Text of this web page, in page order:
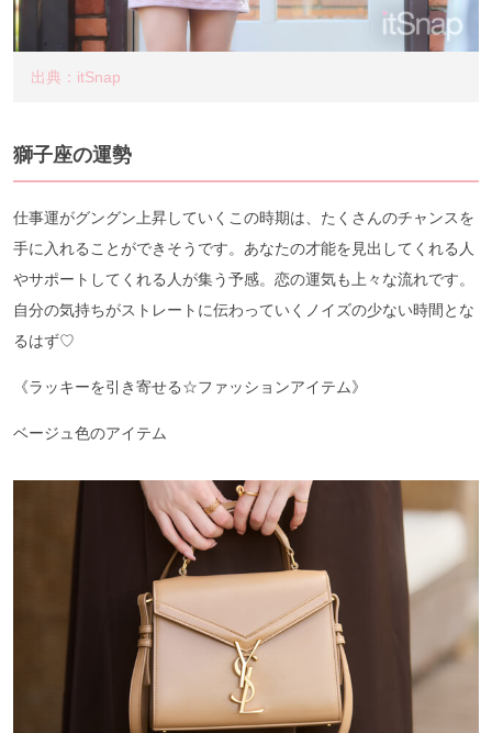
出典：itSnap
獅子座の運勢
仕事運がグングン上昇していくこの時期は、たくさんのチャンスを
手に入れることができそうです。あなたの才能を見出してくれる人
やサポートしてくれる人が集う予感。恋の運気も上々な流れです。
自分の気持ちがストレートに伝わっていくノイズの少ない時間とな
るはず♡
《ラッキーを引き寄せる☆ファッションアイテム》
ベージュ色のアイテム